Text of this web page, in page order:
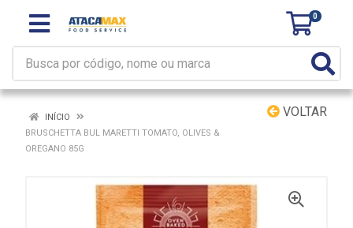
0
VOLTAR
INÍCIO
BRUSCHETTA BUL MARETTI TOMATO, OLIVES &
OREGANO 85G